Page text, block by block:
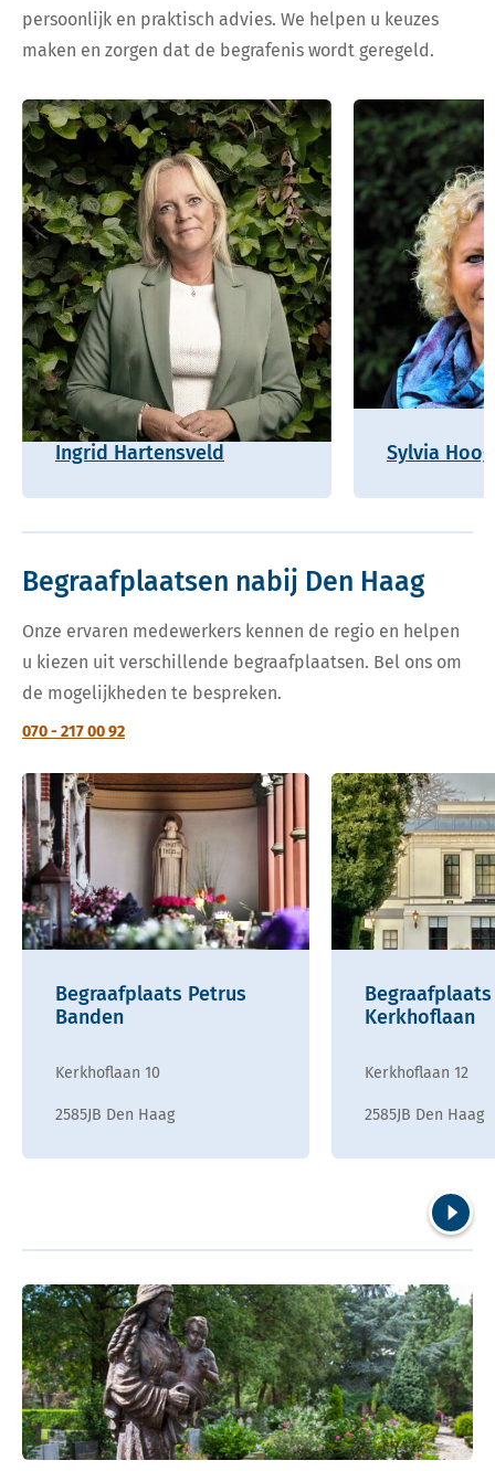
persoonlijk en praktisch advies. We helpen u keuzes
maken en zorgen dat de begrafenis wordt geregeld.
Ingrid Hartensveld Sylvia
Begraafplaatsen nabij Den Haag
Onze ervaren medewerkers kennen de regio en helpen
u kiezen uit verschillende begraafplaatsen. Bel ons om
de mogelijkheden te bespreken.
070 - 217 00 92
Begraafplaats Petrus
Banden
Kerkhoflaan 10
2585JB Den Haag
Begraafplaats
Kerkhoflaan
Kerkhoflaan 12
2585JB Den Haag